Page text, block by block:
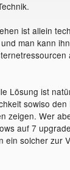
ist allein
man kann
Lösung ist
sowiso
zeigen. Wer
auf 7
ein solcher zur